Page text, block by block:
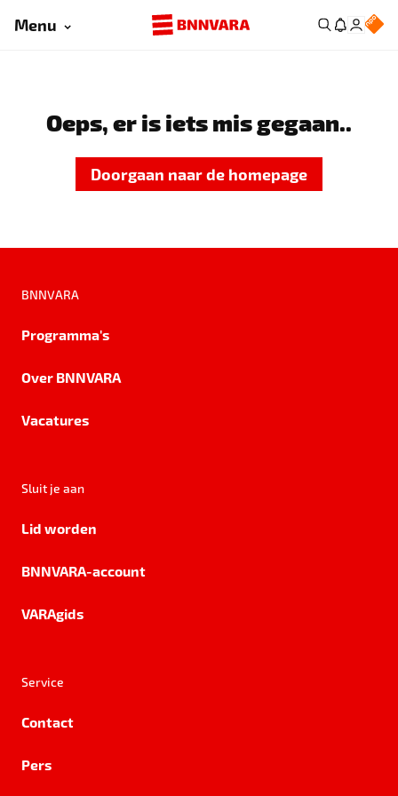
Menu
Oeps, er is iets mis gegaan..
Doorgaan naar de homepage
BNNVARA
Programma's
Over BNNVARA
Vacatures
Sluit je aan
Lid worden
BNNVARA-account
VARAgids
Service
Contact
Pers